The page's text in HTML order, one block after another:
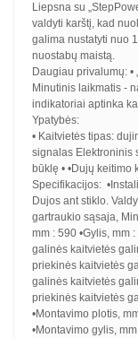
Liepsna su
valdyti karštį, kad
galima nustatyti nuo
nuostabų maistą.
Daugiau privalumų:
Minutinis laikmatis -
indikatoriai aptinka
Ypatybės:
• Kaitvietės tipas:
signalas Elektroninis
būklę • •Dujų keitimo
Specifikacijos:
Dujos ant stiklo.
gartraukio sąsaja,
mm : 590 •Gylis, mm
galinės kaitvietės
priekinės kaitvietės
galinės kaitvietės
priekinės kaitvietės
•Montavimo plotis,
•Montavimo gylis,